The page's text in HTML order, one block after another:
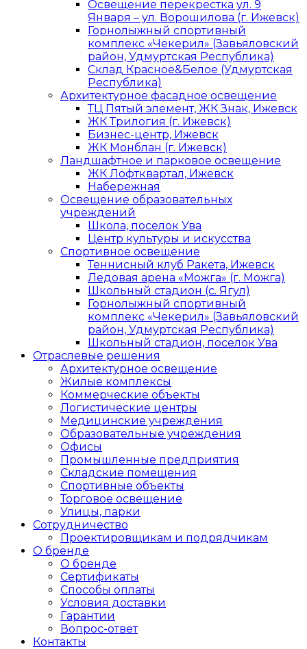
Освещение перекрестка ул. 9
Января – ул. Ворошилова (г. Ижевск)
Горнолыжный спортивный
комплекс «Чекерил» (Завьяловский
район, Удмуртская Республика)
Склад Красное&Белое (Удмуртская
Республика)
Архитектурное фасадное освещение
ТЦ Пятый элемент, ЖК Знак, Ижевск
ЖК Трилогия (г. Ижевск)
Бизнес-центр, Ижевск
ЖК Монблан (г. Ижевск)
Ландшафтное и парковое освещение
ЖК Лофтквартал, Ижевск
Набережная
Освещение образовательных
учреждений
Школа, поселок Ува
Центр культуры и искусства
Спортивное освещение
Теннисный клуб Ракета, Ижевск
Ледовая арена «Можга» (г. Можга)
Школьный стадион (с. Ягул)
Горнолыжный спортивный
комплекс «Чекерил» (Завьяловский
район, Удмуртская Республика)
Школьный стадион, поселок Ува
Отраслевые решения
Архитектурное освещение
Жилые комплексы
Коммерческие объекты
Логистические центры
Медицинские учреждения
Образовательные учреждения
Офисы
Промышленные предприятия
Складские помещения
Спортивные объекты
Торговое освещение
Улицы, парки
Сотрудничество
Проектировщикам и подрядчикам
О бренде
О бренде
Сертификаты
Способы оплаты
Условия доставки
Гарантии
Вопрос-ответ
Контакты